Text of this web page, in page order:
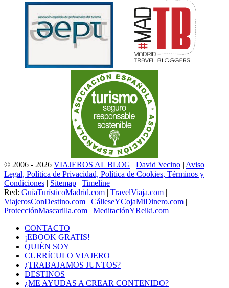
© 2006 - 2026 VIAJEROS AL BLOG | David Vecino | Aviso
Legal, Política de Privacidad, Política de Cookies, Términos y
Condiciones | Sitemap | Timeline
Red: GuíaTurísticoMadrid.com | TravelViaja.com |
ViajerosConDestino.com | CálleseYCojaMiDinero.com |
ProtecciónMascarilla.com | MeditaciónYReiki.com
CONTACTO
¡EBOOK GRATIS!
QUIÉN SOY
CURRÍCULO VIAJERO
¿TRABAJAMOS JUNTOS?
DESTINOS
¿ME AYUDAS A CREAR CONTENIDO?